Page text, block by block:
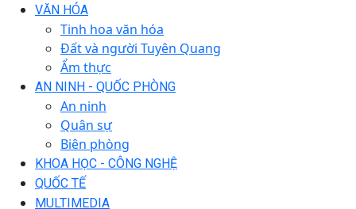
VĂN HÓA
Tinh hoa văn hóa
Đất và người Tuyên Quang
Ẩm thực
AN NINH - QUỐC PHÒNG
An ninh
Quân sự
Biên phòng
KHOA HỌC - CÔNG NGHỆ
QUỐC TẾ
MULTIMEDIA